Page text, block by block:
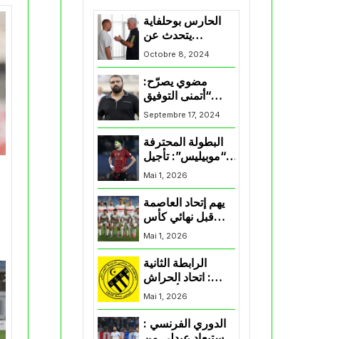
الحارس بوحلفاية
يتحدث عن
طموحاته مع
المنتخب و شباب
قسنطينة
Octobre 8, 2024
مضوي يصرّح:
“أتمنى التوفيق
لممثلي الكرة
الجزائرية في
Septembre 17, 2024
البطولة المحترفة
“موبيليس”: تأجيل
مباراة إتحاد
العاصمة وأتلتيك
بارادو
Mai 1, 2026
يهم إتحاد العاصمة
قبل نهائي كأس
اكاف : الزمالك
يسقط بثلاثية أمام
Mai 1, 2026
الرابطة الثانية
: اتحاد الحراش
يحسم التأهل إلى
“البلاي أوف”
Mai 1, 2026
الدوري الفرنسي :